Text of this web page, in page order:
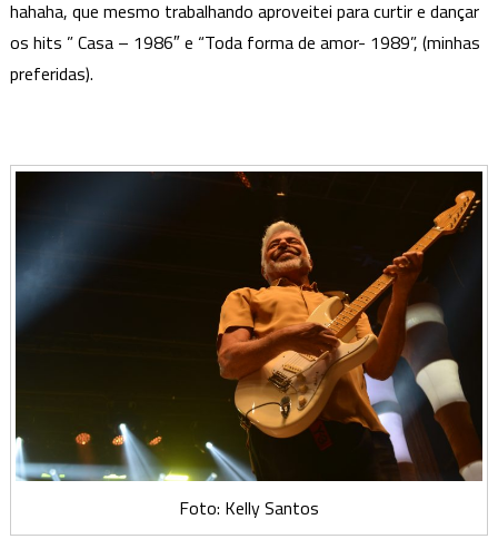
hahaha, que mesmo trabalhando aproveitei para curtir e dançar
os hits ” Casa – 1986″ e “Toda forma de amor- 1989”, (minhas
preferidas).
Foto: Kelly Santos